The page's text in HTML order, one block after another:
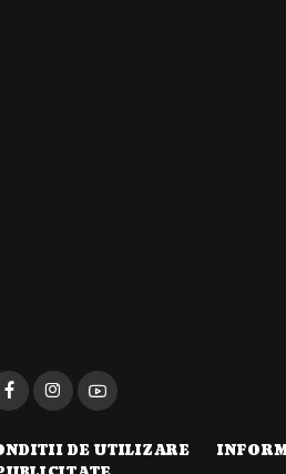
DE UTILIZARE